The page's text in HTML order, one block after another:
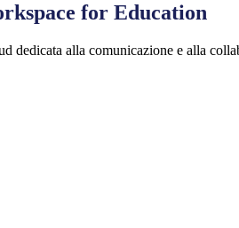
for Education
dedicata alla comunicazione e alla